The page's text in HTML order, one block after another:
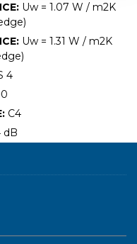
Uw = 1.07 W / m2K
Uw = 1.31 W / m2K
4
C4
dB